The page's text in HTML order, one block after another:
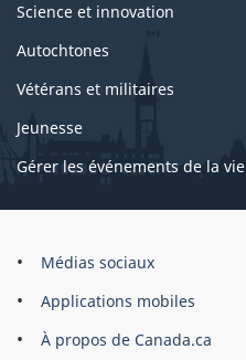
Science et innovation
Autochtones
Vétérans et militaires
Jeunesse
Gérer les événements de la vie
Organisation
gouvernement
du
Canada
Médias sociaux
Applications mobiles
À propos de Canada.ca